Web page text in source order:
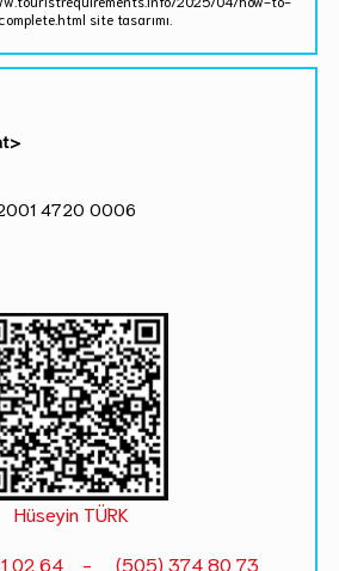
site tasarımı.
4720 0006
Hüseyin TÜRK
02 64 - (505) 374 80 73